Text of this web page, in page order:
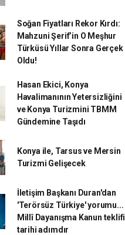
Soğan Fiyatları Rekor Kırdı:
Mahzuni Şerif’in O Meşhur
Türküsü Yıllar Sonra Gerçek
Oldu!
Hasan Ekici, Konya
Havalimanının Yetersizliğini
ve Konya Turizmini TBMM
Gündemine Taşıdı
Konya ile, Tarsus ve Mersin
Turizmi Gelişecek
İletişim Başkanı Duran'dan
'Terörsüz Türkiye' yorumu...
Millî Dayanışma Kanun teklifi
tarihi adımdır